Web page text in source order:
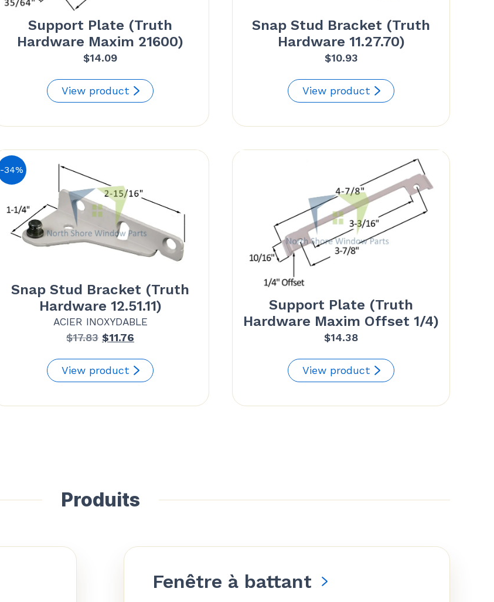
Support Plate (Truth
Hardware Maxim 21600)
$14.09
View product
Snap Stud Bracket (Truth
Hardware 11.27.70)
$10.93
View product
-34%
Snap Stud Bracket (Truth
Hardware 12.51.11)
ACIER INOXYDABLE
$17.83 Le
initial
était :
$11.76
actuel
est :
View product
Support Plate (Truth
Hardware Maxim Offset 1/4)
$14.38
View product
Produits
Fenêtre à battant